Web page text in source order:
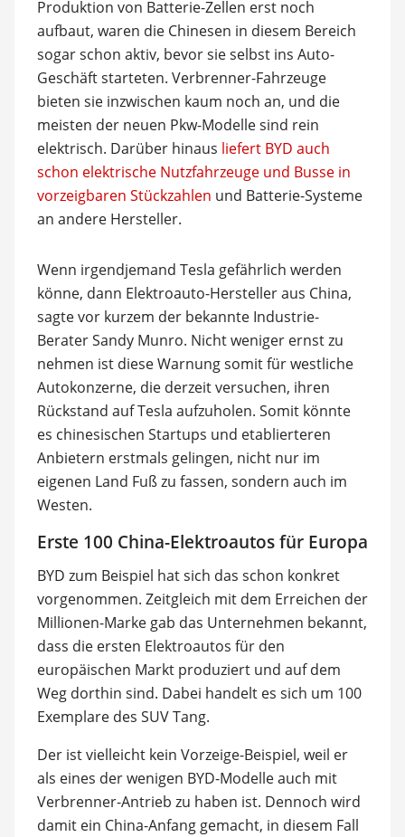
Produktion von Batterie-Zellen erst noch
aufbaut, waren die Chinesen in diesem Bereich
sogar schon aktiv, bevor sie selbst ins Auto-
Geschäft starteten. Verbrenner-Fahrzeuge
bieten sie inzwischen kaum noch an, und die
meisten der neuen Pkw-Modelle sind rein
elektrisch. Darüber hinaus liefert BYD auch
schon elektrische Nutzfahrzeuge und Busse in
vorzeigbaren Stückzahlen und Batterie-Systeme
an andere Hersteller.
Wenn irgendjemand Tesla gefährlich werden
könne, dann Elektroauto-Hersteller aus China,
sagte vor kurzem der bekannte Industrie-
Berater Sandy Munro. Nicht weniger ernst zu
nehmen ist diese Warnung somit für westliche
Autokonzerne, die derzeit versuchen, ihren
Rückstand auf Tesla aufzuholen. Somit könnte
es chinesischen Startups und etablierteren
Anbietern erstmals gelingen, nicht nur im
eigenen Land Fuß zu fassen, sondern auch im
Westen.
Erste 100 China-Elektroautos für Europa
BYD zum Beispiel hat sich das schon konkret
vorgenommen. Zeitgleich mit dem Erreichen der
Millionen-Marke gab das Unternehmen bekannt,
dass die ersten Elektroautos für den
europäischen Markt produziert und auf dem
Weg dorthin sind. Dabei handelt es sich um 100
Exemplare des SUV Tang.
Der ist vielleicht kein Vorzeige-Beispiel, weil er
als eines der wenigen BYD-Modelle auch mit
Verbrenner-Antrieb zu haben ist. Dennoch wird
damit ein China-Anfang gemacht, in diesem Fall